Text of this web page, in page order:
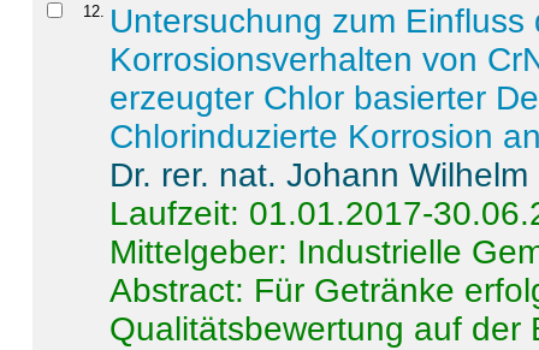
12
Untersuchung zum
Korrosionsverhalten von
erzeugter Chlor basierter
Chlorinduzierte Korrosion
Dr. rer. nat. Johann
Laufzeit: 01.01.2017-
Mittelgeber: Industrielle
Abstract: Für Getränke
Qualitätsbewertung auf der